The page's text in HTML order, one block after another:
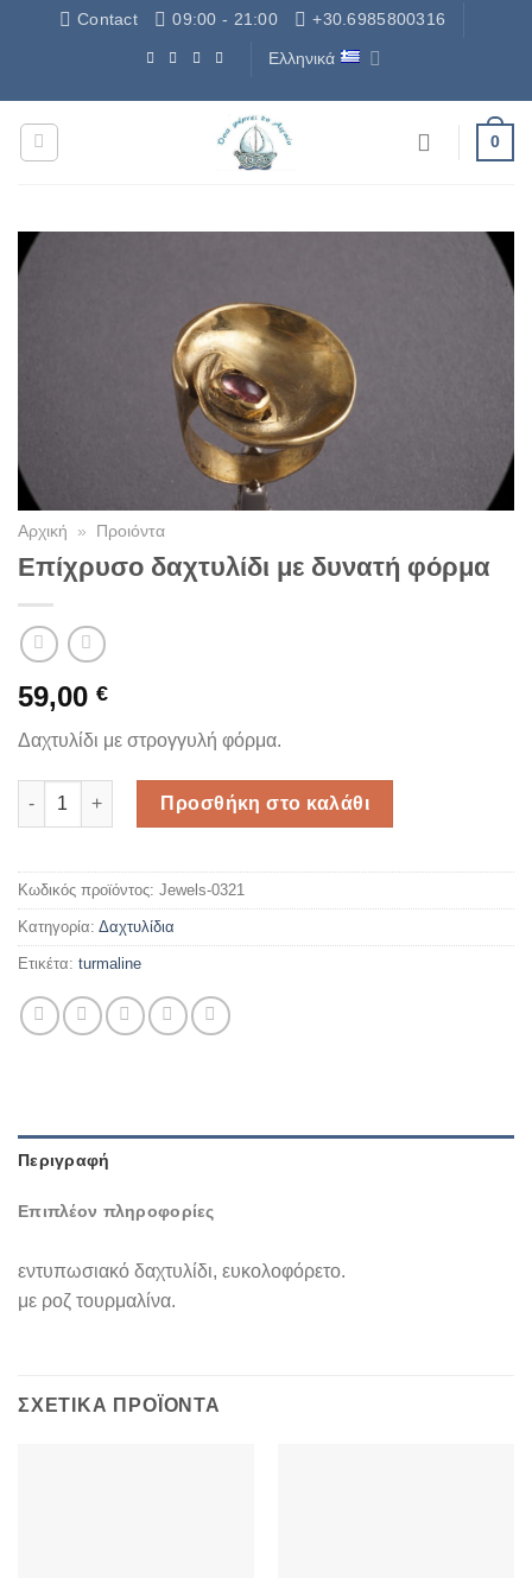
ΜετάβασηContact 09:00 - 21:00 +30.6985800316
Ελληνικά
0
Αρχική » Προιόντα
Επίχρυσο δαχτυλίδι με δυνατή φόρμα
59,00 €
Δαχτυλίδι με στρογγυλή φόρμα.
Επίχρυσο δαχτυλίδι με δυνατή φόρμα ποσότητα
Προσθήκη στο καλάθι
Κωδικός προϊόντος: Jewels-0321
Κατηγορία: Δαχτυλίδια
Ετικέτα: turmaline
Περιγραφή
Επιπλέον πληροφορίες
εντυπωσιακό δαχτυλίδι, ευκολοφόρετο.
με ροζ τουρμαλίνα.
ΣΧΕΤΙΚΆ ΠΡΟΪΌΝΤΑ